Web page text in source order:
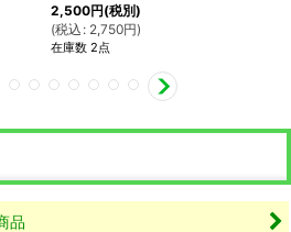
2,500円(税別)
(税込 : 2,750円)
在庫数 2点
品